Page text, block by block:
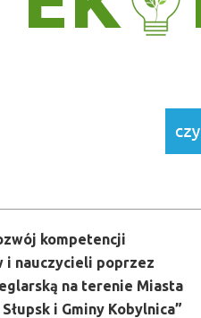
kompetencji
i nauczycieli poprzez
na terenie Miasta
i Gminy Kobylnica”